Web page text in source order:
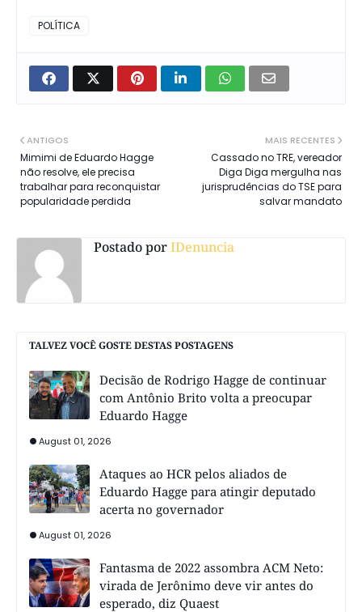
POLÍTICA
MAIS RECENTES
Cassado no TRE, vereador
Diga Diga mergulha nas
jurisprudências do TSE para
salvar mandato
ANTIGOS
Mimimi de Eduardo Hagge
não resolve, ele precisa
trabalhar para reconquistar
popularidade perdida
Postado porIDenuncia
TALVEZ VOCÊ GOSTE DESTAS POSTAGENS
Decisão de Rodrigo Hagge de continuar
com Antônio Brito volta a preocupar
Eduardo Hagge
August 01, 2026
Ataques ao HCR pelos aliados de
Eduardo Hagge para atingir deputado
acerta no governador
August 01, 2026
Fantasma de 2022 assombra ACM Neto:
virada de Jerônimo deve vir antes do
esperado, diz Quaest